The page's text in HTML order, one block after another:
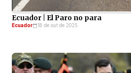
Ecuador | El Paro no para
Ecuador 18 de out de 2025